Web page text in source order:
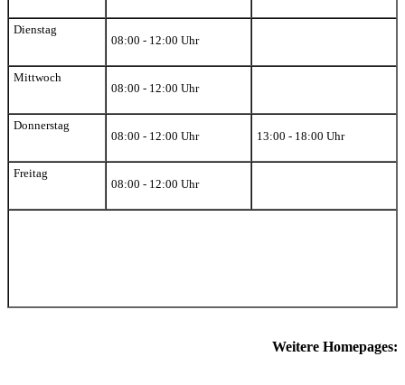
Dienstag
08:00 - 12:00 Uhr
Mittwoch
08:00 - 12:00 Uhr
Donnerstag
08:00 - 12:00 Uhr
13:00 - 18:00 Uhr
Freitag
08:00 - 12:00 Uhr
Weitere Homepages: